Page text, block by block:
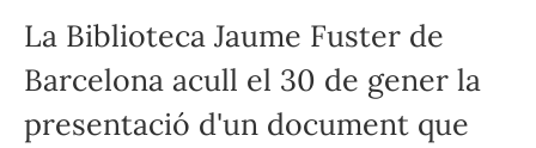
La Biblioteca Jaume Fuster de
Barcelona acull el 30 de gener la
presentació d'un document que